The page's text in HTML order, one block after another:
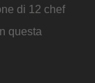
di 12 chef
questa